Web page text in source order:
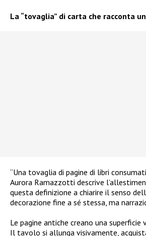
La “tovaglia” di carta che racconta
“Una tovaglia di pagine di libri
Aurora Ramazzotti descrive
questa definizione a chiarire il senso
decorazione fine a sé stessa, ma
Le pagine antiche creano una superficie
Il tavolo si allunga visivamente,